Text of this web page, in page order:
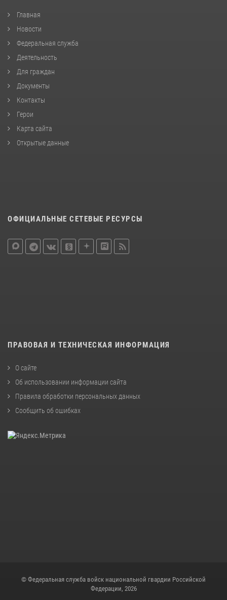
Главная
Новости
Федеральная служба
Деятельность
Для граждан
Документы
Контакты
Герои
Карта сайта
Открытые данные
ОФИЦИАЛЬНЫЕ СЕТЕВЫЕ РЕСУРСЫ
ПРАВОВАЯ И ТЕХНИЧЕСКАЯ ИНФОРМАЦИЯ
О сайте
Об использовании информации сайта
Правила обработки персональных данных
Сообщить об ошибках
© Федеральная служба войск национальной гвардии Российской
Федерации, 2026